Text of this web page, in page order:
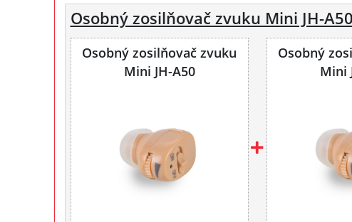
Osobný zosilňovač zvuku Mini JH-
Osobný zosilňovač zvuku
Mini JH-A50
Osobný
Mini